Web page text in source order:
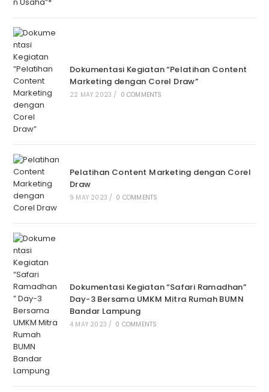
Dokumentasi Kegiatan “Pelatihan Content
Marketing dengan Corel Draw”
22 MAY 2023 / 0 COMMENTS
Pelatihan Content Marketing dengan Corel
Draw
9 MAY 2023 / 0 COMMENTS
Dokumentasi Kegiatan “Safari Ramadhan”
Day-3 Bersama UMKM Mitra Rumah BUMN
Bandar Lampung
4 MAY 2023 / 0 COMMENTS